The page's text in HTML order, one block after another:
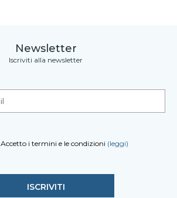
Newsletter
Iscriviti alla newsletter
Accetto i termini e le condizioni (leggi)